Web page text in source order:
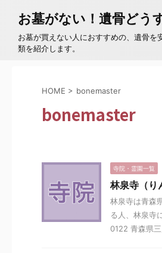
お墓がない！遺骨どう
お墓が買えない人におすすめの、遺骨を
類を紹介します。
HOME > bonemaster
bonemaster
寺院・霊園一覧
林泉寺（り
林泉寺は青森
る人、林泉寺
0122 青森県